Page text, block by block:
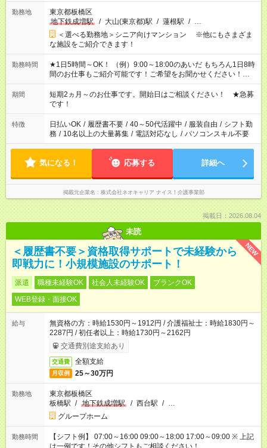
勤務地
東京都板橋区
地下鉄成増駅
/ 大山(東京都)駅 / 蓮根駅 / …
＜選べる勤務地＞シニア向けマンション ※他にもさまざま
な施設をご紹介できます！
勤務時間
★1日5時間～OK！ （例）9:00～18:00のあいだ もちろん1日8時
間のお仕事もご紹介可能です！ご希望をお聞かせください！★家
庭の都合でお休みが必要な場合も遠慮なくご相談ください。 ※
週最低15時間以上の勤務が必要です
期間
短期2ヵ月～のお仕事です。開始日はご相談ください！ ★急募
です！
特徴 日払いOK / 履歴書不要 / 40～50代活躍中 / 服装自由 / シフト勤
務 / 10名以上の大量募集 / 電話対応なし / パソコンスキル不要
気になる！ 応募する 詳細へ
掲載元企業名 株式会社ネオキャリア ナイス！介護事業部
掲載日：2026.08.04
未読
NEW
＜履歴書不要＞資格取得サポートで未経験から
即戦力に！小規模施設のサポート！
派遣 職種未経験OK 社会人未経験OK
ブランクOK
WEB登録・面接OK
給与
無資格の方：時給1530円～1912円 / 介護福祉士：時給1830円～
2287円 / 初任者以上：時給1730円～2162円
交通費別途支給あり
交通費 全額支給
月収例 25～30万円
勤務地
東京都板橋区
板橋駅 / 地下鉄成増駅 / 西台駅 / …
グループホーム
勤務時間
【シフト例】 07:00～16:00 09:00～18:00 17:00～09:00 ※ 上記
は一例です！その他シフトもご相談ください！